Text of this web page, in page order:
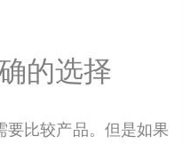
的选择
要比较产品。但是如果